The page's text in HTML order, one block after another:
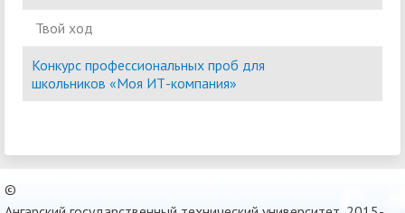
Твой ход
Конкурс профессиональных проб для
школьников «Моя ИТ-компания»
©